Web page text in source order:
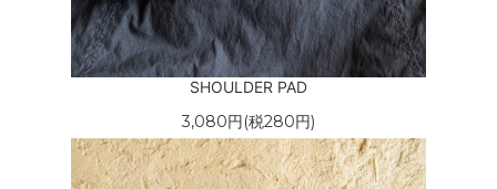
SHOULDER PAD
3,080円(税280円)